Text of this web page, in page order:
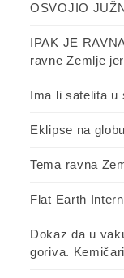
OSVOJIO
IPAK JE
ravne Zemlje
Ima li satelita u
Eklipse na
Tema ravna
Flat Earth
Dokaz da u
goriva.